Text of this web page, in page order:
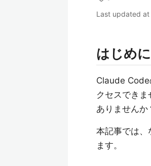
Last updated at
はじめに
Claude Code
クセスでき
ありませんか
本記事では、
ます。